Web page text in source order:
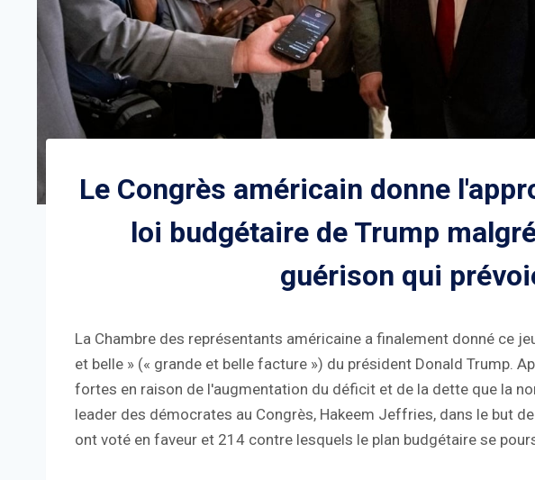
Le Congrès américain donne
loi budgétaire de Trump
guérison qui
La Chambre des représentants américaine a finalement donné ce
et belle » (« grande et belle facture ») du président Donald Trump.
fortes en raison de l'augmentation du déficit et de la dette que la
leader des démocrates au Congrès, Hakeem Jeffries, dans le but
ont voté en faveur et 214 contre lesquels le plan budgétaire se